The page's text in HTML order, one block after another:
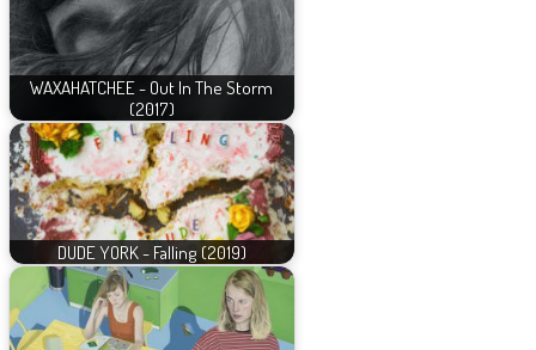
WAXAHATCHEE - Out In The Storm
(2017)
DUDE YORK - Falling (2019)